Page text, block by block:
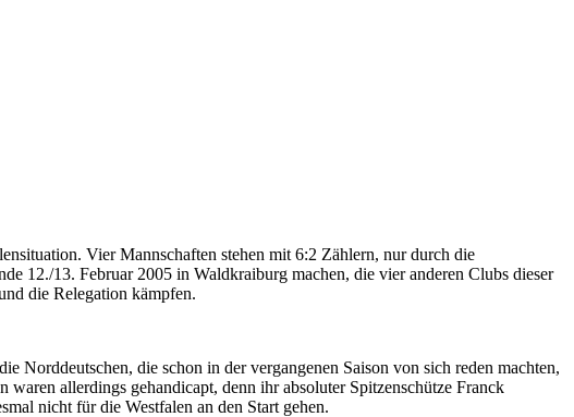
Vier Mannschaften stehen mit 6:2 Zählern, nur durch die
12./13. Februar 2005 in Waldkraiburg machen, die vier anderen Clubs dieser
die Relegation kämpfen.
Norddeutschen, die schon in der vergangenen Saison von sich reden machten,
allerdings gehandicapt, denn ihr absoluter Spitzenschütze Franck
nicht für die Westfalen an den Start gehen.